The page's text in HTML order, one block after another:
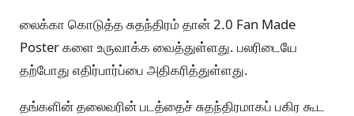
லைக்கா கொடுத்த சுதந்திரம் தான் 2.0 Fan Made
Poster களை உருவாக்க வைத்துள்ளது. பலரிடையே
தற்போது எதிர்பார்ப்பை அதிகரித்துள்ளது.
தங்களின் தலைவரின் படத்தைச் சுதந்திரமாகப் பகிர கூட